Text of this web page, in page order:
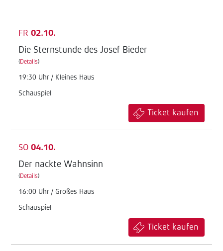
FR 02.10.
Die Sternstunde des Josef Bieder
(Details)
19:30 Uhr / Kleines Haus
Schauspiel
Ticket kaufen
SO 04.10.
Der nackte Wahnsinn
(Details)
16:00 Uhr / Großes Haus
Schauspiel
Ticket kaufen